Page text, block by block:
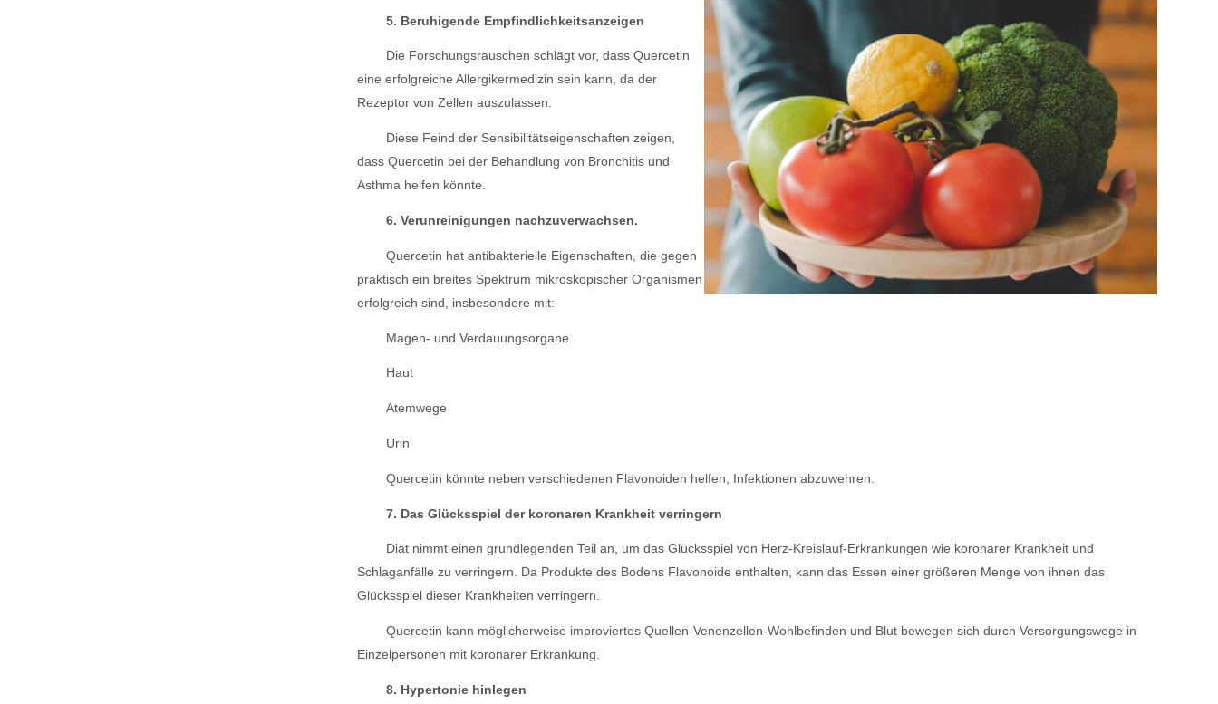
5. Beruhigende Empfindlichkeitsanzeigen
Die Forschungsrauschen schlägt vor, dass Quercetin
eine erfolgreiche Allergikermedizin sein kann, da der
Rezeptor von Zellen auszulassen.
Diese Feind der Sensibilitätseigenschaften zeigen,
dass Quercetin bei der Behandlung von Bronchitis und
Asthma helfen könnte.
6. Verunreinigungen nachzuverwachsen.
Quercetin hat antibakterielle Eigenschaften, die gegen
praktisch ein breites Spektrum mikroskopischer Organismen
erfolgreich sind, insbesondere mit:
Magen- und Verdauungsorgane
Haut
Atemwege
Urin
Quercetin könnte neben verschiedenen Flavonoiden helfen, Infektionen abzuwehren.
7. Das Glücksspiel der koronaren Krankheit verringern
Diät nimmt einen grundlegenden Teil an, um das Glücksspiel von Herz-Kreislauf-Erkrankungen wie koronarer Krankheit und
Schlaganfälle zu verringern. Da Produkte des Bodens Flavonoide enthalten, kann das Essen einer größeren Menge von ihnen das
Glücksspiel dieser Krankheiten verringern.
Quercetin kann möglicherweise improviertes Quellen-Venenzellen-Wohlbefinden und Blut bewegen sich durch Versorgungswege in
Einzelpersonen mit koronarer Erkrankung.
8. Hypertonie hinlegen